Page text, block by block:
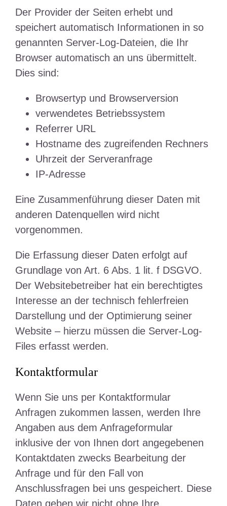
Der Provider der Seiten erhebt und
speichert automatisch Informationen in so
genannten Server-Log-Dateien, die Ihr
Browser automatisch an uns übermittelt.
Dies sind:
Browsertyp und Browserversion
verwendetes Betriebssystem
Referrer URL
Hostname des zugreifenden Rechners
Uhrzeit der Serveranfrage
IP-Adresse
Eine Zusammenführung dieser Daten mit
anderen Datenquellen wird nicht
vorgenommen.
Die Erfassung dieser Daten erfolgt auf
Grundlage von Art. 6 Abs. 1 lit. f DSGVO.
Der Websitebetreiber hat ein berechtigtes
Interesse an der technisch fehlerfreien
Darstellung und der Optimierung seiner
Website – hierzu müssen die Server-Log-
Files erfasst werden.
Kontaktformular
Wenn Sie uns per Kontaktformular
Anfragen zukommen lassen, werden Ihre
Angaben aus dem Anfrageformular
inklusive der von Ihnen dort angegebenen
Kontaktdaten zwecks Bearbeitung der
Anfrage und für den Fall von
Anschlussfragen bei uns gespeichert. Diese
Daten geben wir nicht ohne Ihre